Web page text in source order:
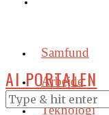
Samfund
Arbejde
Teknologi
AI PORTALEN